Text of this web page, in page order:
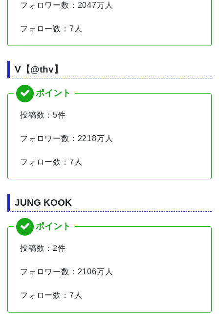
フォロワー数：2047万人
フォロー数：7人
V【@thv】
投稿数：5件
フォロワー数：2218万人
フォロー数：7人
JUNG KOOK
投稿数：2件
フォロワー数：2106万人
フォロー数：7人